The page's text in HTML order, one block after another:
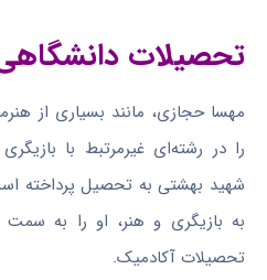
تحصیلات
مهسا حجازی، مانند بسیاری از
را در رشته‌ای غیرمرتبط با
شهید بهشتی به تحصیل پرداخته
به بازیگری و هنر، او را به
تحصیلات آکادمیک.